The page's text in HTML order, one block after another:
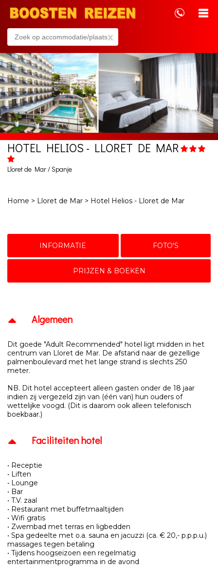
x
HOTEL HELIOS - LLORET DE MAR
Lloret de Mar / Spanje
Home > Lloret de Mar > Hotel Helios - Lloret de Mar
INFORMATIE FOTO'S
PRIJZEN & BOEKEN
Algemeen
Dit goede "Adult Recommended" hotel ligt midden in het
centrum van Lloret de Mar. De afstand naar de gezellige
palmenboulevard met het lange strand is slechts 250
meter.
NB. Dit hotel accepteert alleen gasten onder de 18 jaar
indien zij vergezeld zijn van (één van) hun ouders of
wettelijke voogd. (Dit is daarom ook alleen telefonisch
boekbaar.)
Faciliteiten hotel
• Receptie
• Liften
• Lounge
• Bar
• T.V. zaal
• Restaurant met buffetmaaltijden
• Wifi gratis
• Zwembad met terras en ligbedden
• Spa gedeelte met o.a. sauna en jacuzzi (ca. € 20,- p.p.p.u.)
massages tegen betaling
• Tijdens hoogseizoen een regelmatig
entertainmentprogramma in de avond